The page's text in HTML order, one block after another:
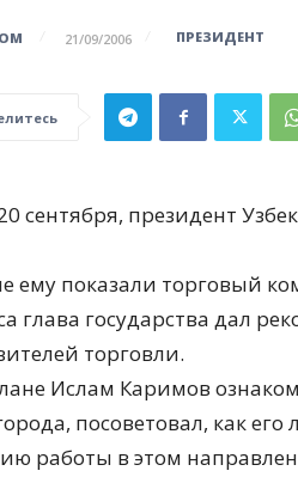
21/09/2006 ПРЕЗИДЕНТ
сентября, президент
ему показали торговый
глава государства дал
торговли.
Ислам Каримов
посоветовал, как
работы в этом